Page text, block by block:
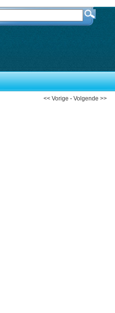
<< Vorige - Volgende >>